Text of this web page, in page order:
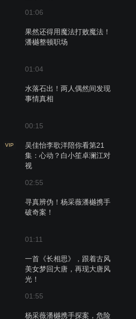
01:06
果然还得用魔法打败魔法！
潘樾整顿职场
01:04
水落石出！两人偶然间发现
事情真相
00:15
VIP
吴佳怡李歌洋陪你看第21
集：心动？白小笙卓澜江对
视
02:55
寻真辨伪！杨采薇潘樾携手
破奇案！
01:11
一首《长相思》，跟着古风
美女梦回大唐，再现大唐风
光！
01:55
杨采薇潘樾携手探案，危险